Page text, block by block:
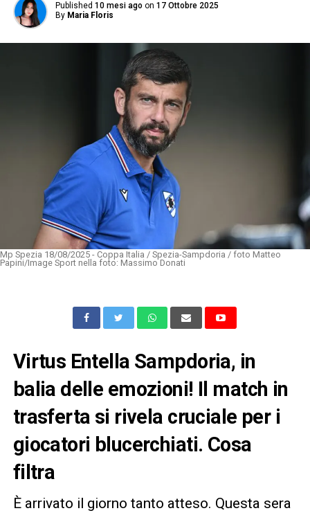
Published 10 mesi ago on 17 Ottobre 2025
By Maria Floris
Mp Spezia 18/08/2025 - Coppa Italia / Spezia-Sampdoria / foto Matteo
Papini/Image Sport nella foto: Massimo Donati
Virtus Entella Sampdoria, in
balia delle emozioni! Il match in
trasferta si rivela cruciale per i
giocatori blucerchiati. Cosa
filtra
È arrivato il giorno tanto atteso. Questa sera